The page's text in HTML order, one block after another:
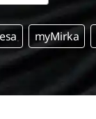
myMirka